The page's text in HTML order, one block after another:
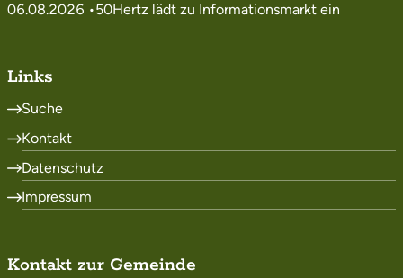
06.08.2026 •50Hertz lädt zu Informationsmarkt ein
Links
Suche
Kontakt
Datenschutz
Impressum
Kontakt zur Gemeinde